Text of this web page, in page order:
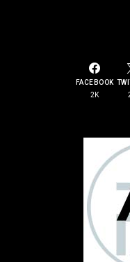
FACEBOOK
2K